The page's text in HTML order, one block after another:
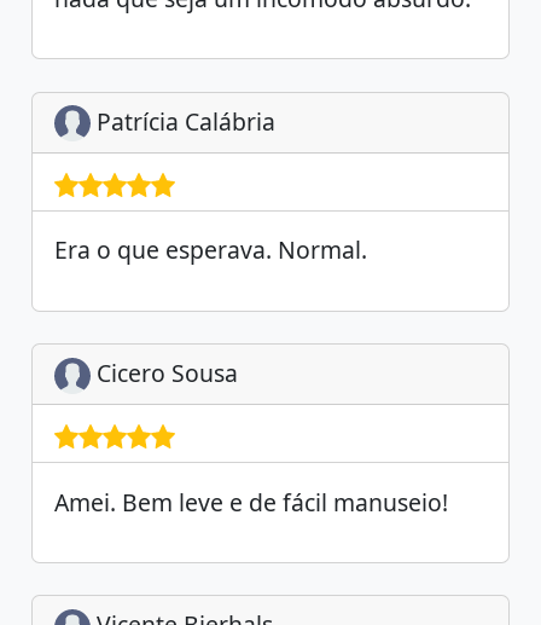
Patrícia Calábria
Era o que esperava. Normal.
Cicero Sousa
Amei. Bem leve e de fácil manuseio!